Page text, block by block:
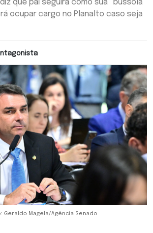
que pai seguirá como sua “bússola”
ocupar cargo no Planalto caso seja
Geraldo Magela/Agência Senado